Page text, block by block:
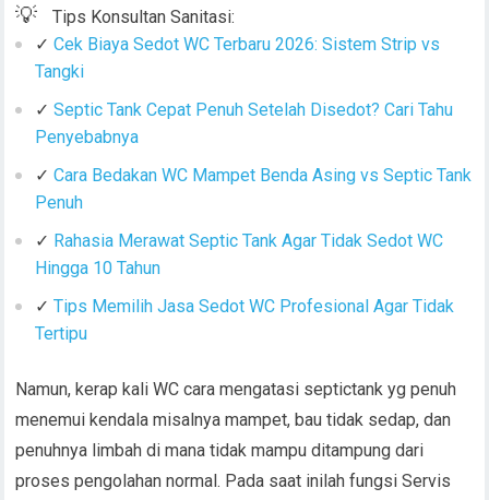
💡
Tips Konsultan Sanitasi:
✓ Cek Biaya Sedot WC Terbaru 2026: Sistem Strip vs
Tangki
✓ Septic Tank Cepat Penuh Setelah Disedot? Cari Tahu
Penyebabnya
✓ Cara Bedakan WC Mampet Benda Asing vs Septic Tank
Penuh
✓ Rahasia Merawat Septic Tank Agar Tidak Sedot WC
Hingga 10 Tahun
✓ Tips Memilih Jasa Sedot WC Profesional Agar Tidak
Tertipu
Namun, kerap kali WC cara mengatasi septictank yg penuh
menemui kendala misalnya mampet, bau tidak sedap, dan
penuhnya limbah di mana tidak mampu ditampung dari
proses pengolahan normal. Pada saat inilah fungsi Servis